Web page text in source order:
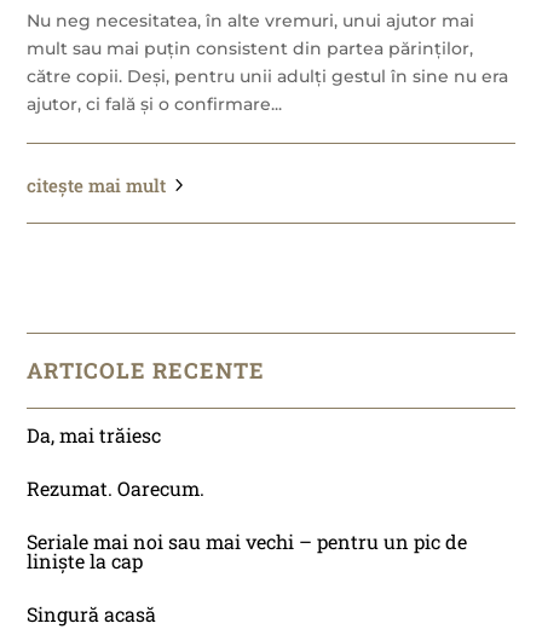
Nu neg necesitatea, în alte vremuri, unui ajutor mai
mult sau mai puțin consistent din partea părinților,
către copii. Deși, pentru unii adulți gestul în sine nu era
ajutor, ci fală și o confirmare...
citește mai mult
ARTICOLE RECENTE
Da, mai trăiesc
Rezumat. Oarecum.
Seriale mai noi sau mai vechi – pentru un pic de
liniște la cap
Singură acasă